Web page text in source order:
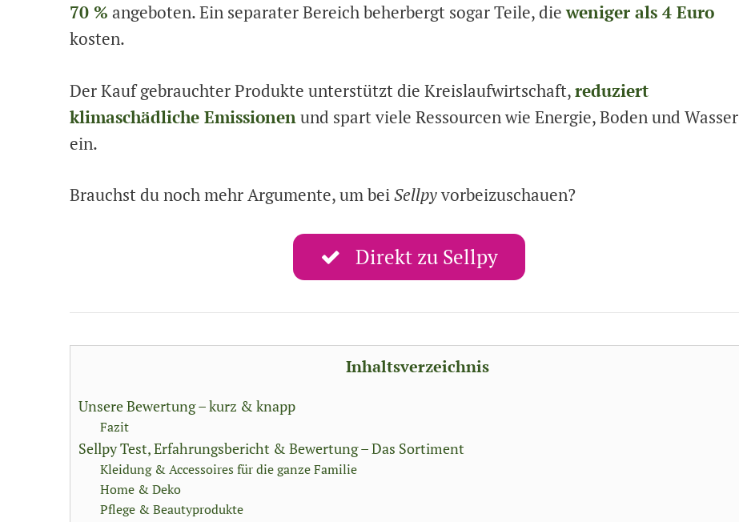
70 % angeboten. Ein separater Bereich beherbergt sogar Teile, dieweniger als 4 Euro
kosten.
Der Kauf gebrauchter Produkte unterstützt die Kreislaufwirtschaft,reduziert
klimaschädliche Emissionenund spart viele Ressourcen wie Energie, Boden und Wasser
ein.
Brauchst du noch mehr Argumente, um beiSellpyvorbeizuschauen?
Direkt zu Sellpy
Inhaltsverzeichnis
Unsere Bewertung – kurz & knapp
Fazit
Sellpy Test, Erfahrungsbericht & Bewertung – Das Sortiment
Kleidung & Accessoires für die ganze Familie
Home & Deko
Pflege & Beautyprodukte